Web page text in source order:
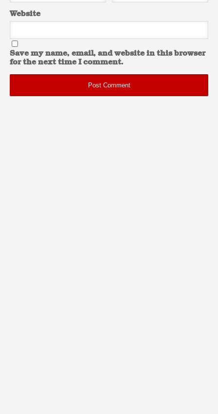
Website
Save my name, email, and website in this browser
for the next time I comment.